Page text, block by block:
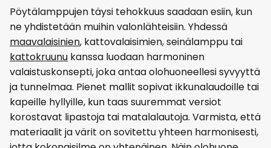
Pöytälamppujen täysi tehokkuus saadaan esiin, kun
ne yhdistetään muihin valonlähteisiin. Yhdessä
maavalaisinien, kattovalaisimien, seinälamppu tai
kattokruunu kanssa luodaan harmoninen
valaistuskonsepti, joka antaa olohuoneellesi syvyyttä
ja tunnelmaa. Pienet mallit sopivat ikkunalaudoille tai
kapeille hyllyille, kun taas suuremmat versiot
korostavat lipastoja tai matalalautoja. Varmista, että
materiaalit ja värit on sovitettu yhteen harmonisesti,